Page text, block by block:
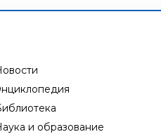
и образование